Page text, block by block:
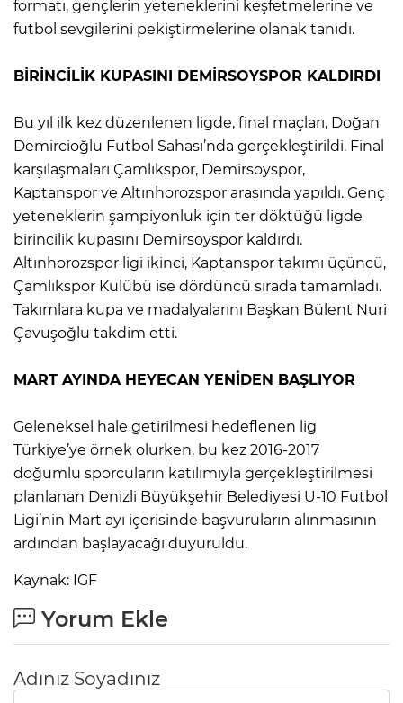
formatı, gençlerin yeteneklerini keşfetmelerine ve
futbol sevgilerini pekiştirmelerine olanak tanıdı.
BİRİNCİLİK KUPASINI DEMİRSOYSPOR KALDIRDI
Bu yıl ilk kez düzenlenen ligde, final maçları, Doğan
Demircioğlu Futbol Sahası’nda gerçekleştirildi. Final
karşılaşmaları Çamlıkspor, Demirsoyspor,
Kaptanspor ve Altınhorozspor arasında yapıldı. Genç
yeteneklerin şampiyonluk için ter döktüğü ligde
birincilik kupasını Demirsoyspor kaldırdı.
Altınhorozspor ligi ikinci, Kaptanspor takımı üçüncü,
Çamlıkspor Kulübü ise dördüncü sırada tamamladı.
Takımlara kupa ve madalyalarını Başkan Bülent Nuri
Çavuşoğlu takdim etti.
MART AYINDA HEYECAN YENİDEN BAŞLIYOR
Geleneksel hale getirilmesi hedeflenen lig
Türkiye’ye örnek olurken, bu kez 2016-2017
doğumlu sporcuların katılımıyla gerçekleştirilmesi
planlanan Denizli Büyükşehir Belediyesi U-10 Futbol
Ligi’nin Mart ayı içerisinde başvuruların alınmasının
ardından başlayacağı duyuruldu.
Kaynak: IGF
Yorum Ekle
Adınız Soyadınız